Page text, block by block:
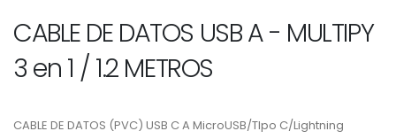
CABLE DE DATOS USB A - MULTIPY
3 en 1 / 1.2 METROS
CABLE DE DATOS (PVC) USB C A MicroUSB/TIpo C/Lightning